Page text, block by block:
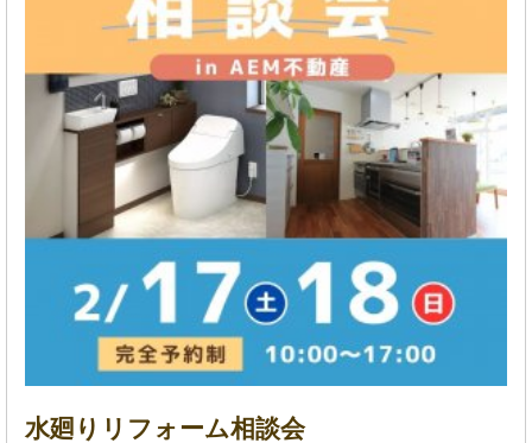
水廻りリフォーム相談会